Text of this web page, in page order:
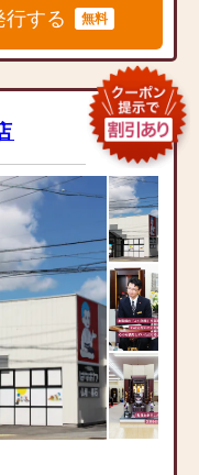
行する 無料